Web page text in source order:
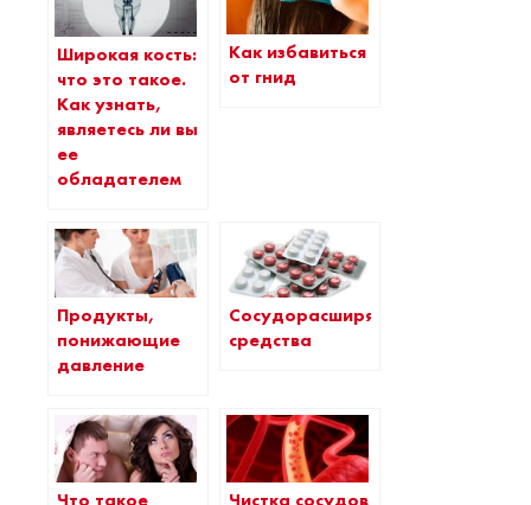
Широкая кость:
что это такое.
Как узнать,
являетесь ли вы
ее
обладателем
Как избавиться
от гнид
Продукты,
понижающие
давление
Сосудорасширяющие
средства